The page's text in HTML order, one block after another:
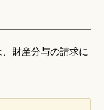
財産分与の請求に